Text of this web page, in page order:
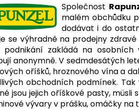
Společnost
malém obchůdku
dodávat i do
se výhradně na prodejny
podnikání zakládá na
anonymně. V sedmdesátých
oříšků, hroznového vína a
obchodních podmínek.
jsou jejich oříškové pasty,
vývary v prášku, omáčky